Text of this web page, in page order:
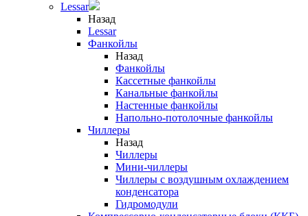
Lessar
Назад
Lessar
Фанкойлы
Назад
Фанкойлы
Кассетные фанкойлы
Канальные фанкойлы
Настенные фанкойлы
Напольно-потолочные фанкойлы
Чиллеры
Назад
Чиллеры
Мини-чиллеры
Чиллеры с воздушным охлаждением
конденсатора
Гидромодули